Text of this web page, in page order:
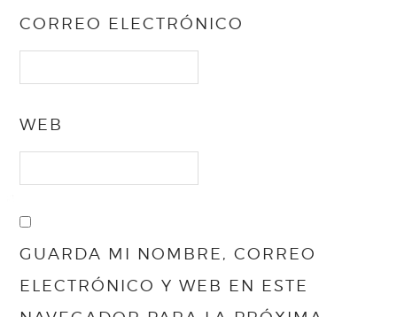
CORREO ELECTRÓNICO
WEB
GUARDA MI NOMBRE, CORREO
ELECTRÓNICO Y WEB EN ESTE